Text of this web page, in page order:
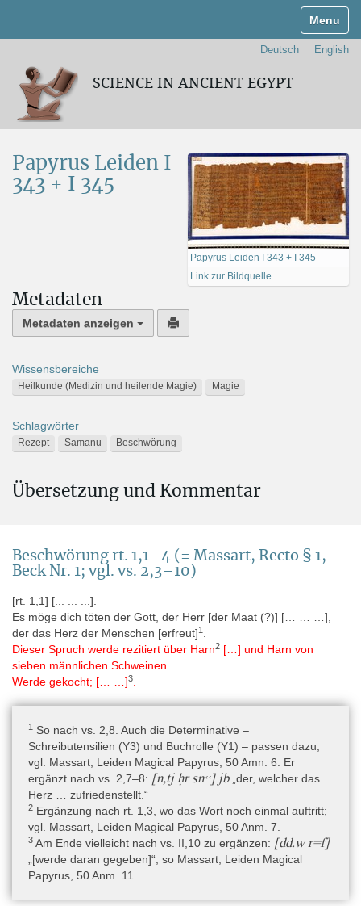
Deutsch English
SCIENCE IN ANCIENT EGYPT
Papyrus Leiden I 343 + I 345
Link zur Bildquelle
Papyrus Leiden I
343 + I 345
Metadaten
Metadaten anzeigen
Wissensbereiche
Heilkunde (Medizin und heilende Magie) Magie
Schlagwörter
Rezept Samanu Beschwörung
Alternative Namen
AMS 28 (= Anastasi manuscrits, für / for pLeiden I 343)
Aufbewahrungsort
Europa » Niederlande » Leiden » Rijksmuseum van Oudheden
Digitaler Katalog
Rijksmuseum van Oudheden, Papyrus Leiden I 343 + I 345 1
Rijksmuseum van Oudheden, Papyrus Leiden I 343 + I 345 2
Rijksmuseum van Oudheden, Papyrus Leiden I 343 + I 345 3
Rijksmuseum van Oudheden, Papyrus Leiden I 343 + I 345 4
Rijksmuseum van Oudheden, Papyrus Leiden I 343 + I 345 5
Rijksmuseum van Oudheden, Papyrus Leiden I 343 + I 345 6
Rijksmuseum van Oudheden, Papyrus Leiden I 343 + I 345 7
Rijksmuseum van Oudheden, Papyrus Leiden I 343 + I 345 8
Erwerbsgeschichte
Papyrus Leiden I 345 wurde wahrscheinlich Ende Mai oder Juni
1827 in Livorno als Teil der Sammlung von Maria Cimba durch
Übersetzung und Kommentar
Beschwörung rt. 1,1–4 (= Massart, Recto § 1,
Beck Nr. 1; vgl. vs. 2,3–10)
[rt. 1,1] [... ... ...].
Es möge dich töten der Gott, der Herr [der Maat (?)] [… … …],
der das Herz der Menschen [erfreut]1
Dieser Spruch werde rezitiert über Harn2 […] und Harn von
sieben männlichen Schweinen.
Werde gekocht; [… …]3
1 So nach vs. 2,8. Auch die Determinative –
Schreibutensilien (Y3) und Buchrolle (Y1) – passen dazu;
vgl. Massart, Leiden Magical Papyrus, 50 Amn. 6. Er
ergänzt nach vs. 2,7–8: [n,tj ḥr snꜥꜥ] jb„der, welcher das
Herz … zufriedenstellt.“
2 Ergänzung nach rt. 1,3, wo das Wort noch einmal auftritt;
vgl. Massart, Leiden Magical Papyrus, 50 Anm. 7.
3 Am Ende vielleicht nach vs. II,10 zu ergänzen: [dd.w r=f]
„[werde daran gegeben]“; so Massart, Leiden Magical
Papyrus, 50 Anm. 11.